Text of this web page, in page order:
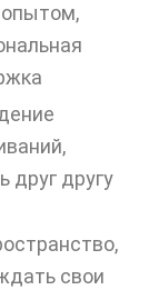
друг другу
свои